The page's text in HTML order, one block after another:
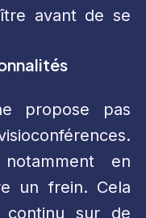
avant de se
propose pas
en
un frein. Cela
continu sur de